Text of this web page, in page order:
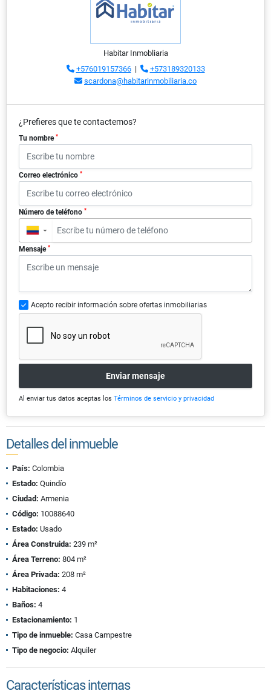
Habitar Inmobliaria
+576019157366|
+573189320133
scardona@habitarinmobiliaria.co
¿Prefieres que te contactemos?
Tu nombre *
Correo electrónico *
Número de teléfono *
▼
Mensaje *
Acepto recibir información sobre ofertas inmobiliarias
Enviar mensaje
Al enviar tus datos aceptas los Términos de servicio y privacidad
Detalles del inmueble
País: Colombia
Estado: Quindío
Ciudad: Armenia
Código: 10088640
Estado: Usado
Área Construida: 239 m²
Área Terreno: 804 m²
Área Privada: 208 m²
Habitaciones: 4
Baños: 4
Estacionamiento: 1
Tipo de inmueble: Casa Campestre
Tipo de negocio: Alquiler
Características internas